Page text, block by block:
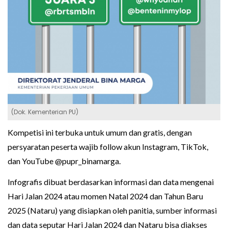
(Dok. Kementerian PU)
Kompetisi ini terbuka untuk umum dan gratis, dengan
persyaratan peserta wajib follow akun Instagram, TikTok,
dan YouTube @pupr_binamarga.
Infografis dibuat berdasarkan informasi dan data mengenai
Hari Jalan 2024 atau momen Natal 2024 dan Tahun Baru
2025 (Nataru) yang disiapkan oleh panitia, sumber informasi
dan data seputar Hari Jalan 2024 dan Nataru bisa diakses